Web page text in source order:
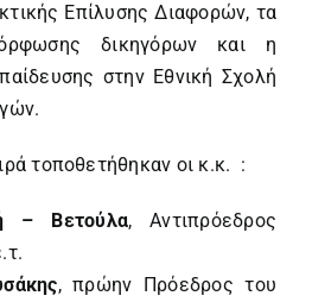
Επίλυσης Διαφορών, τα
δικηγόρων και η
στην Εθνική Σχολή
τοποθετήθηκαν οι κ.κ. :
– Βετούλα, Αντιπρόεδρος
, πρώην Πρόεδρος του